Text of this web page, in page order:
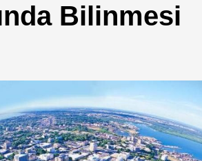
Bilinmesi